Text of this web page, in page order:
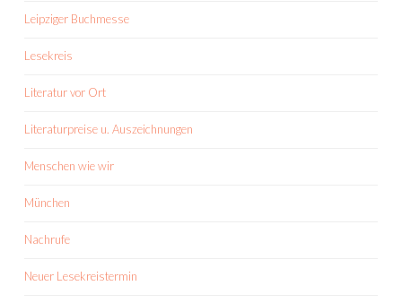
Leipziger Buchmesse
Lesekreis
Literatur vor Ort
Literaturpreise u. Auszeichnungen
Menschen wie wir
München
Nachrufe
Neuer Lesekreistermin